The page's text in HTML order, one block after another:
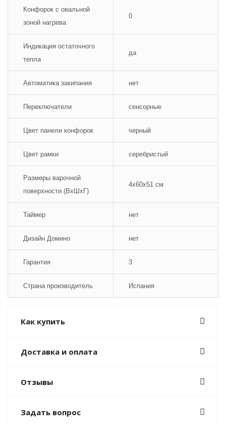
Конфорок с овальной
зоной нагрева
0
Индикация остаточного
тепла
да
Автоматика закипания нет
Переключатели сенсорные
Цвет панели конфорок черный
Цвет рамки серебристый
Размеры варочной
поверхности (ВхШхГ)
4x60x51 см
Таймер нет
Дизайн Домино нет
Гарантия 3
Страна производитель Испания
Как купить
Доставка и оплата
Отзывы
Задать вопрос